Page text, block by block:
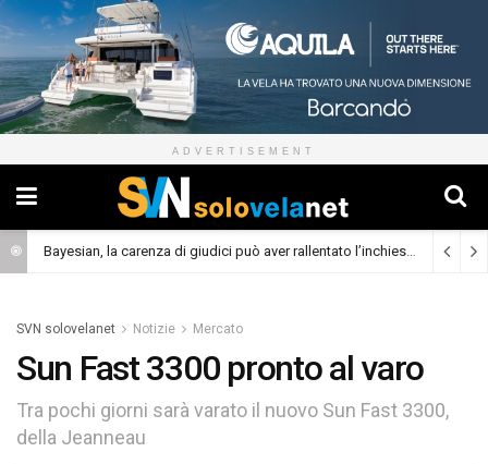
ADVERTISEMENT
Bayesian, la carenza di giudici può aver rallentato l’inchiesta (Cronaca)
SVN solovelanet Notizie Mercato
Sun Fast 3300 pronto al varo
Tra pochi giorni sarà varato il nuovo Sun Fast 3300,
della Jeanneau